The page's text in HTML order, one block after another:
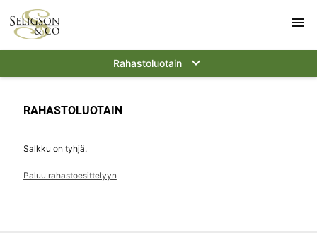
menu
Rahastoluotain keyboard_arrow_down
RAHASTOLUOTAIN
Salkku on tyhjä.
Paluu rahastoesittelyyn